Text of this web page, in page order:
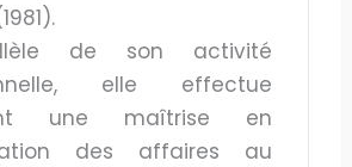
de son activité
elle effectue
une maîtrise en
des affaires au